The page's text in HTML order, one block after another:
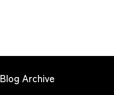
Blog Archive